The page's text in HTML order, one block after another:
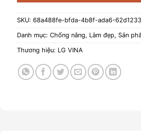
SKU: 68a488fe-bfda-4b8f-ada6-
Danh mục: Chống nắng, Làm đẹp, Sản
Thương hiệu: LG VINA